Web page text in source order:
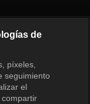
de
píxeles,
seguimiento
el